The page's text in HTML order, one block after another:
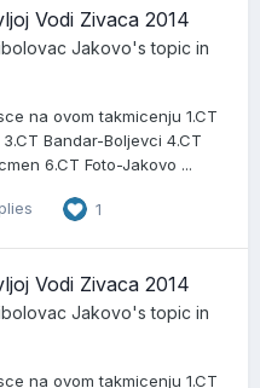
Vodi Zivaca 2014
Jakovo's topic in
na ovom takmicenju 1.CT
Bandar-Boljevci 4.CT
6.CT Foto-Jakovo ...
1
Vodi Zivaca 2014
Jakovo's topic in
na ovom takmicenju 1.CT